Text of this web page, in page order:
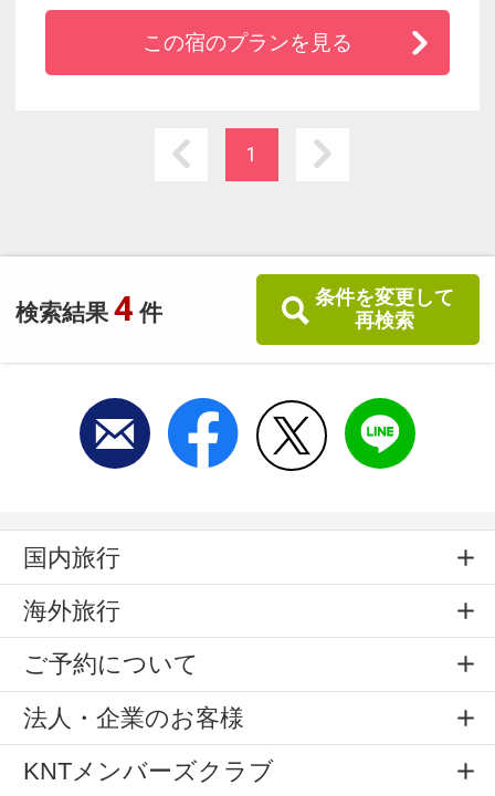
検索結果 4 件
条件を変更して
再検索
音・・・古きよき日本の原風景が彩る宿へよう
こそ。名水がはぐくんだ山川の幸、滋味豊かな
この宿のプランを見る
1
国内旅行
海外旅行
ご予約について
法人・企業のお客様
KNTメンバーズクラブ